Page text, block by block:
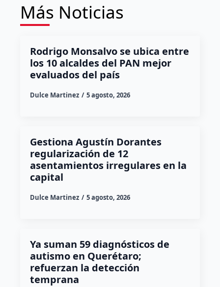
Más Noticias
Rodrigo Monsalvo se ubica entre
los 10 alcaldes del PAN mejor
evaluados del país
Dulce Martinez 5 agosto, 2026
Gestiona Agustín Dorantes
regularización de 12
asentamientos irregulares en la
capital
Dulce Martinez 5 agosto, 2026
Ya suman 59 diagnósticos de
autismo en Querétaro;
refuerzan la detección
temprana